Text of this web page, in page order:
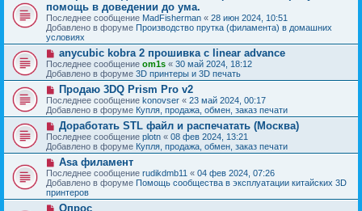
е
н
и
е
с
о
о
б
щ
е
н
и
е
в
о
е
с
о
о
б
щ
н
и
е
помощь в доведении до ума.
Последнее сообщение MadFisherman « 28 июн 2024, 10:51
Добавлено в форуме Производство прутка (филамента) в домашних
условиях
Н
о
в
о
с
о
о
б
щ
е
и
е
anycubic kobra 2 прошивка с linear advance
Последнее сообщение om1s « 30 май 2024, 18:12
Добавлено в форуме 3D принтеры и 3D печать
Н
о
в
о
е
с
о
о
б
щ
е
н
и
Продаю 3DQ Prism Pro v2
Последнее сообщение konovser « 23 май 2024, 00:17
Добавлено в форуме Купля, продажа, обмен, заказ печати
Н
о
в
о
е
с
о
о
б
Доработать STL файл и распечатать (Москва)
Последнее сообщение plotn « 08 фев 2024, 13:21
Добавлено в форуме Купля, продажа, обмен, заказ печати
Н
о
в
о
е
с
Asa филамент
Последнее сообщение rudikdmb11 « 04 фев 2024, 07:26
Добавлено в форуме Помощь сообщества в эксплуатации китайских 3D
принтеров
НОпрос